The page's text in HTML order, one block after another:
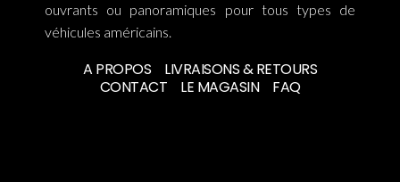
ouvrants ou panoramiques pour tous types de
véhicules américains.
A PROPOS
LIVRAISONS & RETOURS
CONTACT
LE MAGASIN FAQ